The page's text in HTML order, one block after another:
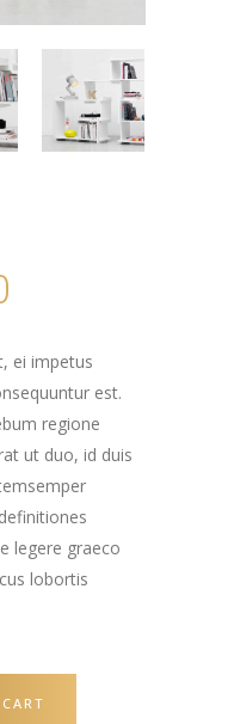
ei impetus
est.
regione
ut duo, id duis
legere graeco
lobortis